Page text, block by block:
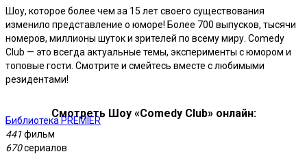
Шоу, которое более чем за 15 лет своего существования
изменило представление о юморе! Более 700 выпусков, тысячи
номеров, миллионы шуток и зрителей по всему миру. Comedy
Club — это всегда актуальные темы, эксперименты с юмором и
топовые гости. Смотрите и смейтесь вместе с любимыми
резидентами!
Смотреть Шоу «Comedy Club» онлайн:
Библиотека PREMIER
441фильм
670сериалов